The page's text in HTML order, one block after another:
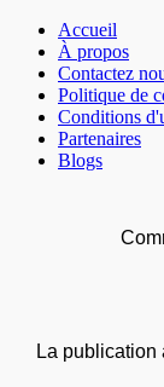
Accueil
À propos
Contactez
Politique de
Conditions
Partenaires
Blogs
La publication